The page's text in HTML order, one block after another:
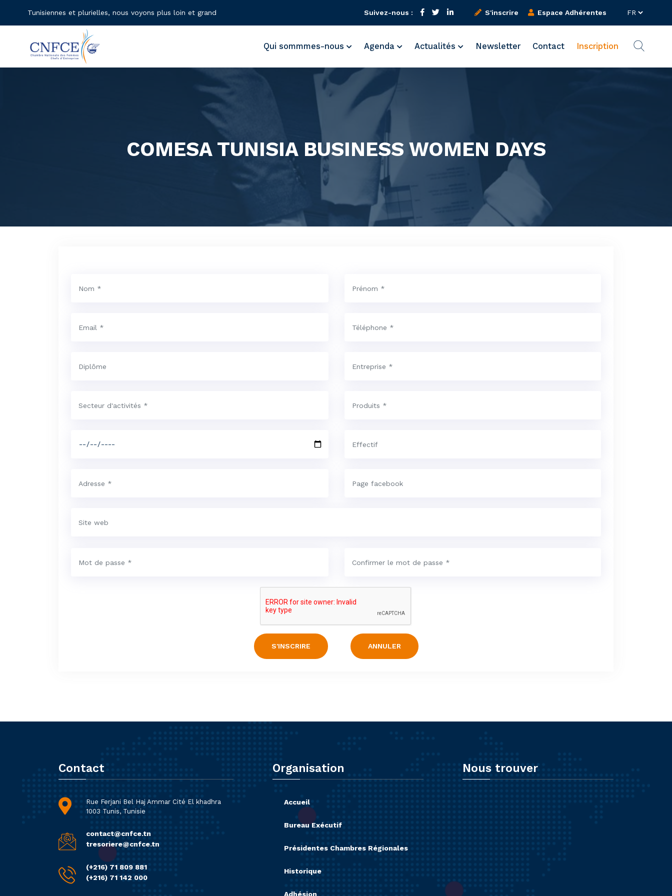
Tunisiennes et plurielles, nous voyons plus loin et grand Suivez-nous : S'inscrire Espace Adhérentes
Qui sommmes-nous Agenda Actualités Newsletter Contact Inscription
COMESA TUNISIA BUSINESS WOMEN DAYS
Contact
Rue Ferjani Bel Haj Ammar Cité El khadhra
1003 Tunis, Tunisie
contact@cnfce.tn
tresoriere@cnfce.tn
(+216) 71 809 881
(+216) 71 142 000
Organisation
Accueil
Bureau Exécutif
Présidentes Chambres Régionales
Historique
Adhésion
Nous trouver